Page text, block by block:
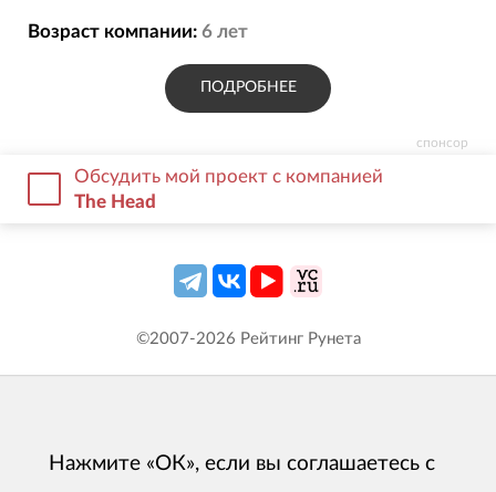
спонсор
Возраст компании: 6 лет
ПОДРОБНЕЕ
Обсудить мой проект с компанией
The Head
©2007-2026 Рейтинг Рунета
Нажмите «ОК», если вы соглашаетесь с